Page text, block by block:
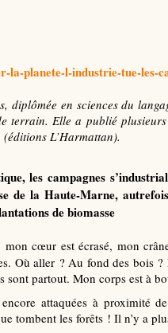
la-planete-l-industrie-tue-les-
diplômée en sciences du
terrain. Elle a publié
(éditions L’Harmattan).
les campagnes
de la Haute-Marne,
de biomasse
cœur est écrasé, mon
Où aller ? Au fond des bois
sont partout. Mon corps est à
attaquées à proximité
tombent les forêts ! Il n’y a